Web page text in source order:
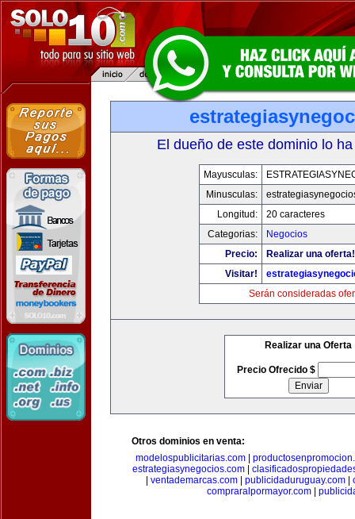
El dueño de este dominio lo
Mayusculas:
Minusculas:
Longitud:
20 caracteres
Categorias:
Negocios
Precio:
Realizar una oferta!
Visitar!
Serán consideradas
Realizar una Oferta
Precio Ofrecido $
Otros dominios en venta:
modelospublicitarias.com
estrategiasynegocios.com|
ventademarcas.com publicidaduruguay.com
compraralpormayor.com